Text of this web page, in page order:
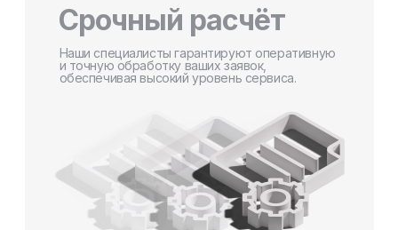
Срочный расчёт
Наши специалисты гарантируют оперативную
и точную обработку ваших заявок,
обеспечивая высокий уровень сервиса.